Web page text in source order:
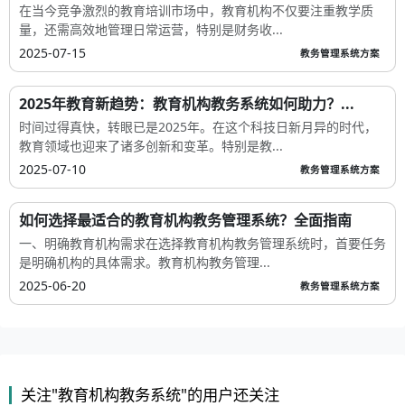
在当今竞争激烈的教育培训市场中，教育机构不仅要注重教学质
量，还需高效地管理日常运营，特别是财务收...
2025-07-15
教务管理系统方案
2025年教育新趋势：教育机构教务系统如何助力？...
时间过得真快，转眼已是2025年。在这个科技日新月异的时代，
教育领域也迎来了诸多创新和变革。特别是教...
2025-07-10
教务管理系统方案
如何选择最适合的教育机构教务管理系统？全面指南
一、明确教育机构需求在选择教育机构教务管理系统时，首要任务
是明确机构的具体需求。教育机构教务管理...
2025-06-20
教务管理系统方案
关注"教育机构教务系统"的用户还关注